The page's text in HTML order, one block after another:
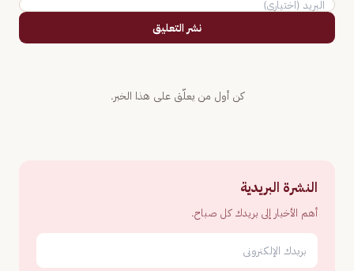
نشر التعليق
كن أول من يعلّق على هذا الخبر.
النشرة البريدية
أهم الأخبار إلى بريدك كل صباح.